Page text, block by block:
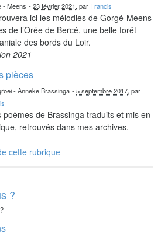
- Meens -23 février 2021, par Francis
ici les mélodies de Gorgé-Meens
de l’Orée de Bercé, une belle forêt
des bords du Loir.
2021
pièces
- Anneke Brassinga -5 septembre 2017, par
poèmes de Brassinga traduits et mis en
retrouvés dans mes archives.
cette rubrique
?